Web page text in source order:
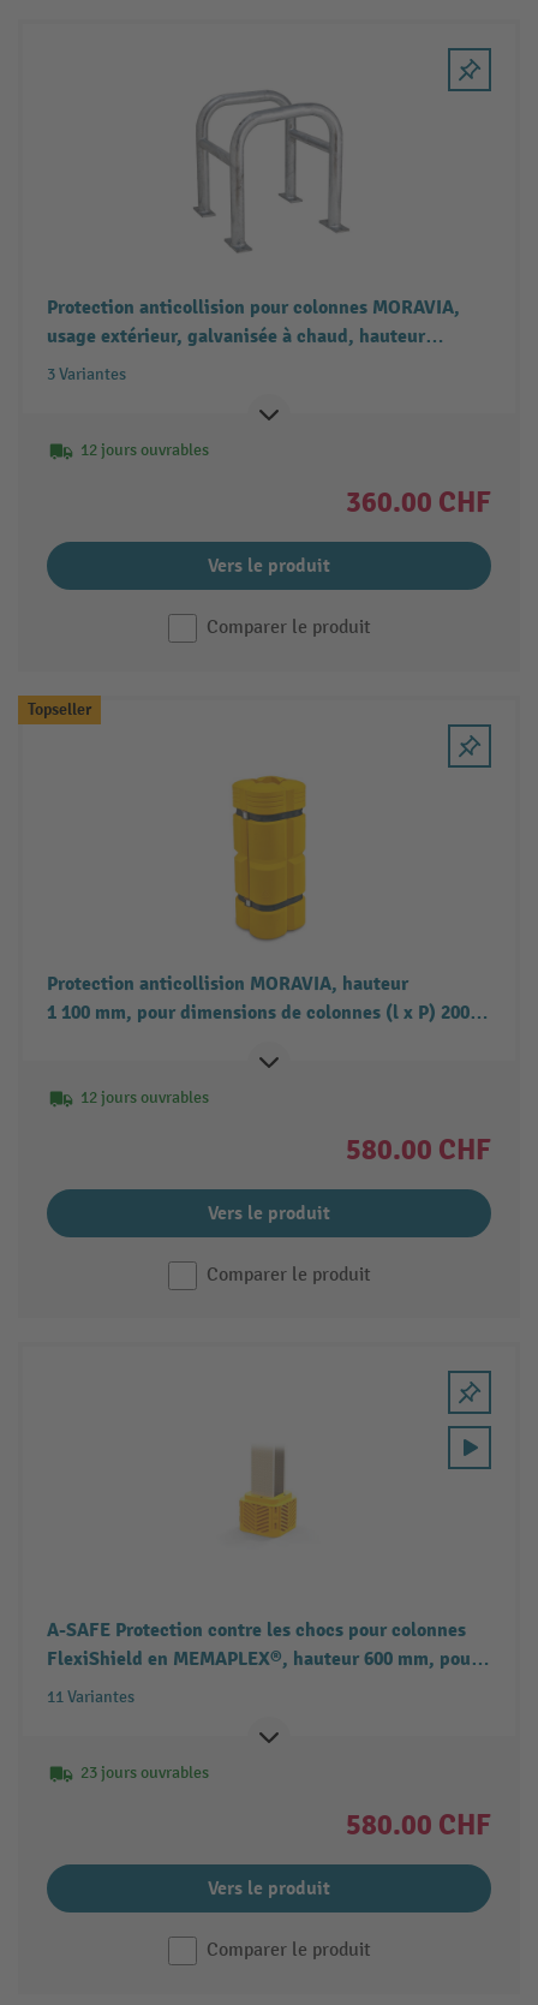
Protection anticollision pour colonnes MORAVIA,
usage extérieur, galvanisée à chaud, hauteur
600 mm, pour dimensions de colonnes (l x P) jusqu'à
3 Variantes
12 jours ouvrables
360.00 CHF
Vers le produit
Comparer le produit
Topseller
Protection anticollision MORAVIA, hauteur
1 100 mm, pour dimensions de colonnes (l x P) 200-
12 jours ouvrables
580.00 CHF
Vers le produit
Comparer le produit
A-SAFE Protection contre les chocs pour colonnes
FlexiShield en MEMAPLEX®, hauteur 600 mm, pour
dimensions de colonnes lxP 100-600 x 100-600 mm
11 Variantes
23 jours ouvrables
580.00 CHF
Vers le produit
Comparer le produit